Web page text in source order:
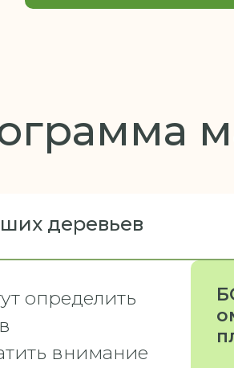
деревьев
определить
внимание